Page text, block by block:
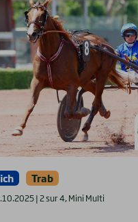
Trab
| 2 sur 4, Mini Multi